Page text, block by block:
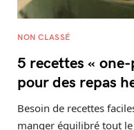
NON CLASSÉ
5 recettes «
pour des repas
Besoin de recettes
manger équilibré tout le